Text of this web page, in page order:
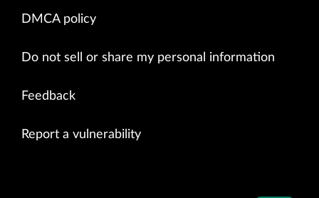
DMCA policy
Do not sell or share my personal information
Feedback
Report a vulnerability